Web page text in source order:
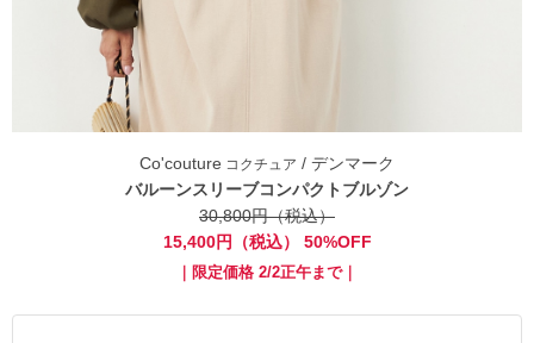
Co'couture コクチュア / デンマーク
バルーンスリーブコンパクトブルゾン
30,800円（税込）
15,400円（税込） 50%OFF
｜限定価格 2/2正午まで｜